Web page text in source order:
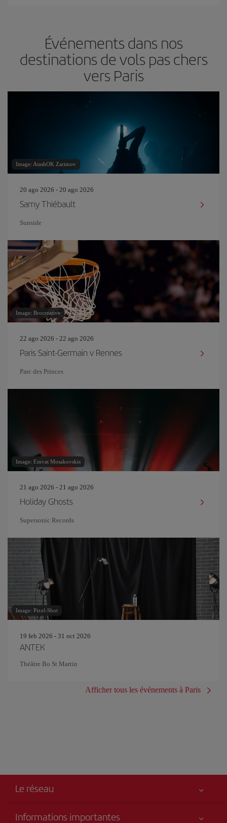
Événements dans nos
destinations de vols pas chers
vers Paris
Image: AtashOK Zarimov
20 ago 2026 - 20 ago 2026
Samy Thiébault
Sunside
Image: Brocreative
22 ago 2026 - 22 ago 2026
Paris Saint-Germain v Rennes
Parc des Princes
Image: Emvat Mosakovskis
21 ago 2026 - 21 ago 2026
Holiday Ghosts
Supersonic Records
Image: Pixel-Shot
19 feb 2026 - 31 oct 2026
ANTEK
Théâtre Bo St Martin
Afficher tous les événements à Paris
Le réseau
Informations importantes